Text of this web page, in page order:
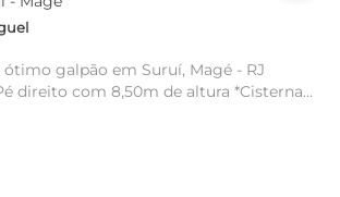
galpão em Suruí, Magé - RJ